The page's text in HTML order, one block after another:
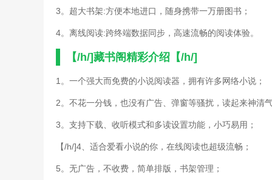
3。超大书架:方便本地进口，随身携带一万册图书；
4。离线阅读:跨终端数据同步，高速流畅的阅读体验。
【/h/]藏书阁精彩介绍【/h/]
1。一个强大而免费的小说阅读器，拥有许多网络小说；
2。不花一分钱，也没有广告、弹窗等骚扰，读起来神清
3。支持下载、收听模式和多读设置功能，小巧易用；
【/h/]4、适合爱看小说的你，在线阅读也超级流畅；
5。无广告，不收费，简单排版，书架管理；